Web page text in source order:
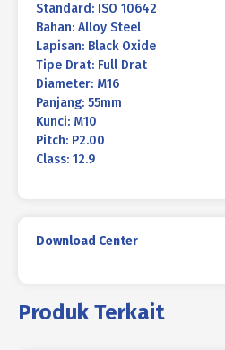
Standard: ISO 10642
Bahan: Alloy Steel
Lapisan: Black Oxide
Tipe Drat: Full Drat
Diameter: M16
Panjang: 55mm
Kunci: M10
Pitch: P2.00
Class: 12.9
Download Center
Produk Terkait